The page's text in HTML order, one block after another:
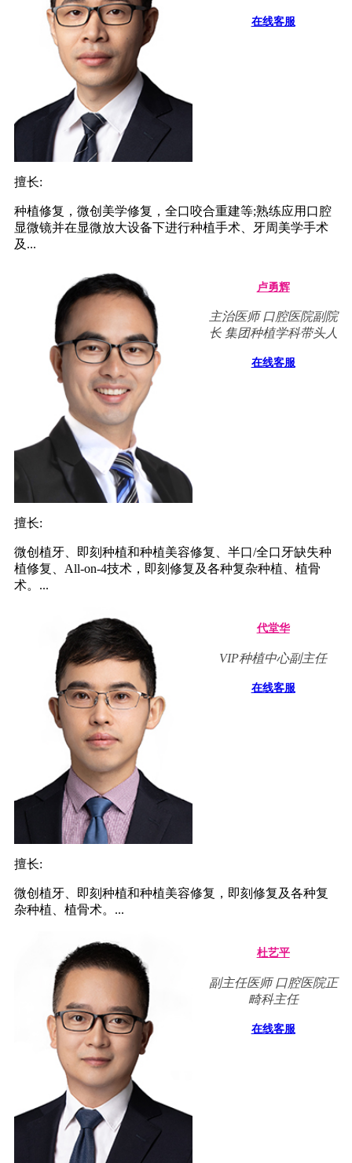
在线客服
擅长:
种植修复，微创美学修复，全口咬合重建等;熟练应用口腔
显微镜并在显微放大设备下进行种植手术、牙周美学手术
及...
卢勇辉
主治医师 口腔医院副院
长 集团种植学科带头人
在线客服
擅长:
微创植牙、即刻种植和种植美容修复、半口/全口牙缺失种
植修复、All-on-4技术，即刻修复及各种复杂种植、植骨
术。...
代堂华
VIP种植中心副主任
在线客服
擅长:
微创植牙、即刻种植和种植美容修复，即刻修复及各种复
杂种植、植骨术。...
杜艺平
副主任医师 口腔医院正
畸科主任
在线客服